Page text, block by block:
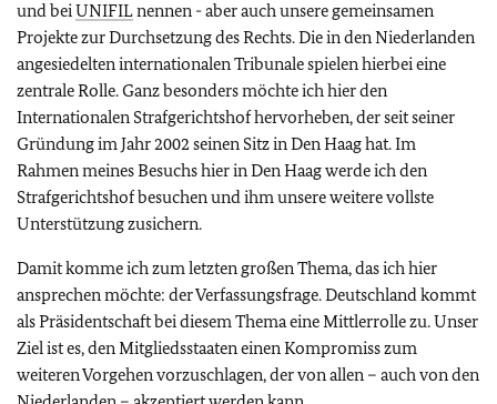
und beiUNIFILnennen - aber auch unsere gemeinsamen
Projekte zur Durchsetzung des Rechts. Die in den Niederlanden
angesiedelten internationalen Tribunale spielen hierbei eine
zentrale Rolle. Ganz besonders möchte ich hier den
Internationalen Strafgerichtshof hervorheben, der seit seiner
Gründung im Jahr 2002 seinen Sitz in Den Haag hat. Im
Rahmen meines Besuchs hier in Den Haag werde ich den
Strafgerichtshof besuchen und ihm unsere weitere vollste
Unterstützung zusichern.
Damit komme ich zum letzten großen Thema, das ich hier
ansprechen möchte: der Verfassungsfrage. Deutschland kommt
als Präsidentschaft bei diesem Thema eine Mittlerrolle zu. Unser
Ziel ist es, den Mitgliedsstaaten einen Kompromiss zum
weiteren Vorgehen vorzuschlagen, der von allen – auch von den